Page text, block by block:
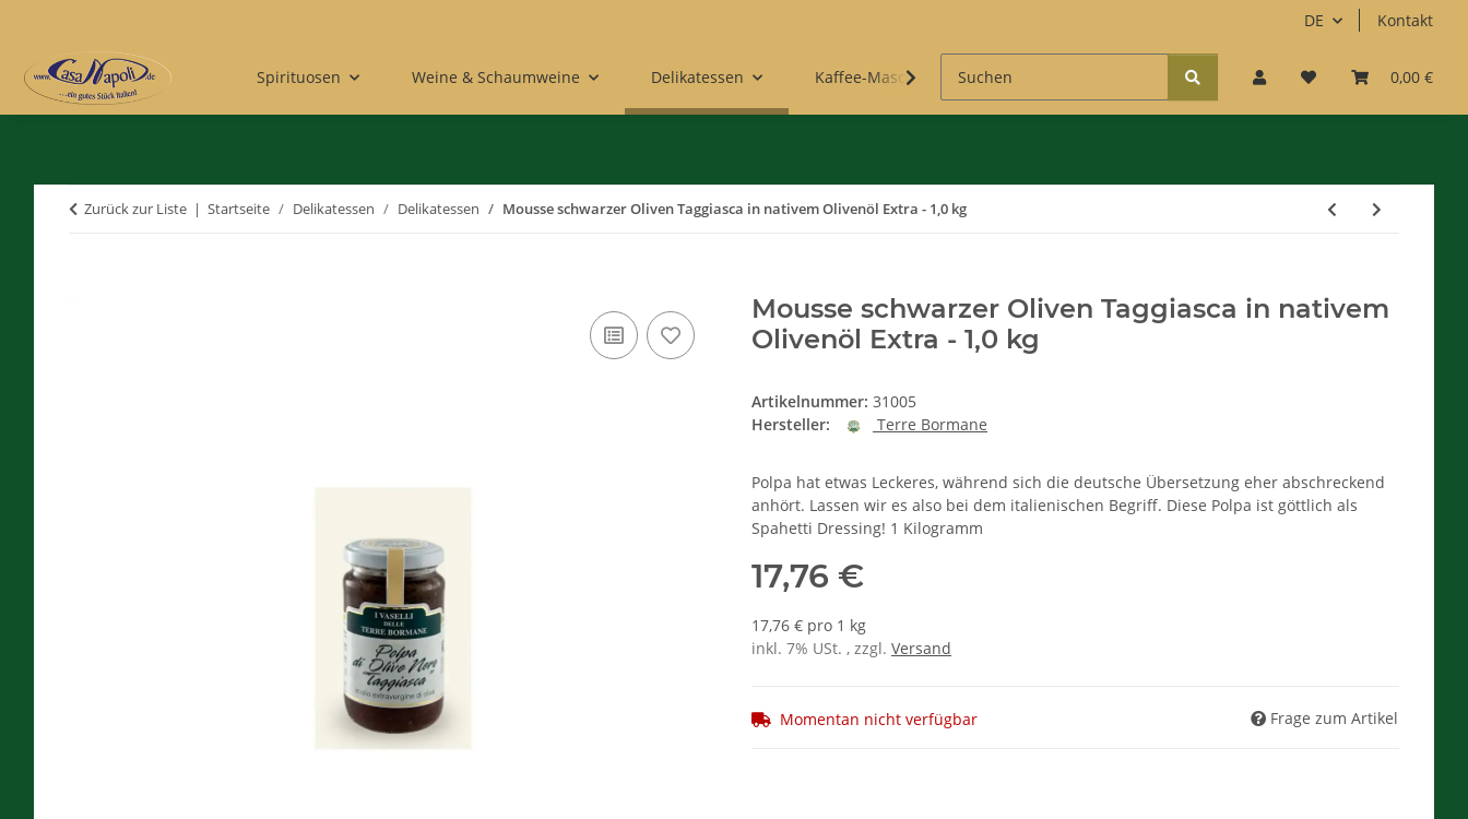
DE Kontakt
0,00 €
Spirituosen Weine & Schaumweine Delikatessen Kaffee-Maschinen & Zubehör Kaffee & Süßes Accessoires
Zurück zur Liste Startseite Delikatessen Delikatessen Mousse schwarzer Oliven Taggiasca in nativem Olivenöl Extra - 1,0 kg
Mousse schwarzer Oliven Taggiasca in nativem
Olivenöl Extra - 1,0 kg
Artikelnummer: 31005
Hersteller:
Terre Bormane
Polpa hat etwas Leckeres, während sich die deutsche Übersetzung eher abschreckend
anhört. Lassen wir es also bei dem italienischen Begriff. Diese Polpa ist göttlich als
Spahetti Dressing! 1 Kilogramm
17,76 €
17,76 € pro 1 kg
inkl. 7% USt. , zzgl. Versand
Momentan nicht verfügbar Frage zum Artikel